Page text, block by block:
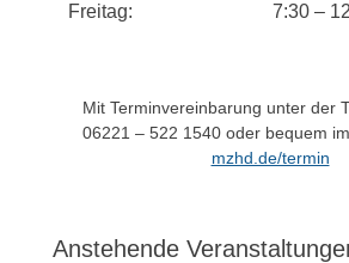
Freitag: 7:30 –
Mit Terminvereinbarung unter der
06221 – 522 1540 oder bequem
mzhd.de/termin
Anstehende